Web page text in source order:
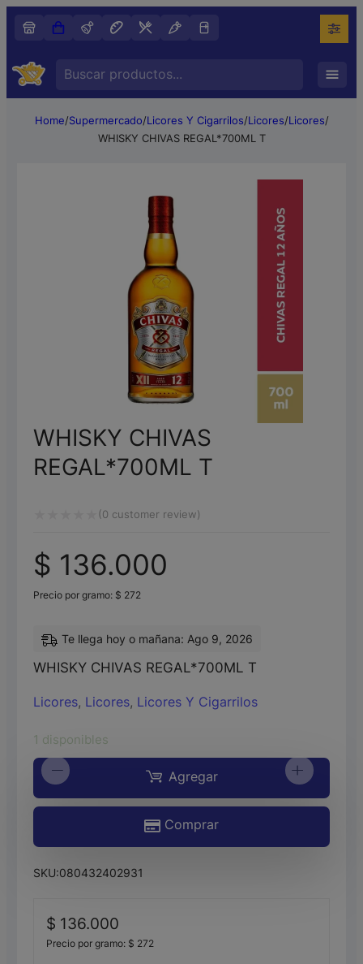
Search
…
Home/Supermercado/Licores Y Cigarrilos/Licores/Licores/
WHISKY CHIVAS REGAL*700ML T
WHISKY CHIVAS
REGAL*700ML T
con
(0 customer review)
$ 136.000
Precio por gramo: $ 272
Te llega hoy o mañana: Ago 9, 2026
WHISKY CHIVAS REGAL*700ML T
Licores, Licores, Licores Y Cigarrilos
1 disponibles
WHISKY
CHIVAS
REGAL*700ML
T
cantidad
+
Agregar
Comprar
SKU:080432402931
$ 136.000
Precio por gramo: $ 272